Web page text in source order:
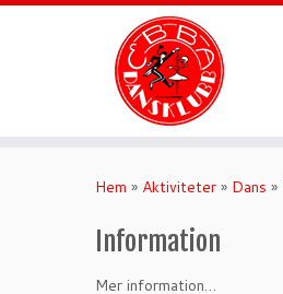
Hem » Aktiviteter » Dans »
Information
Mer information…